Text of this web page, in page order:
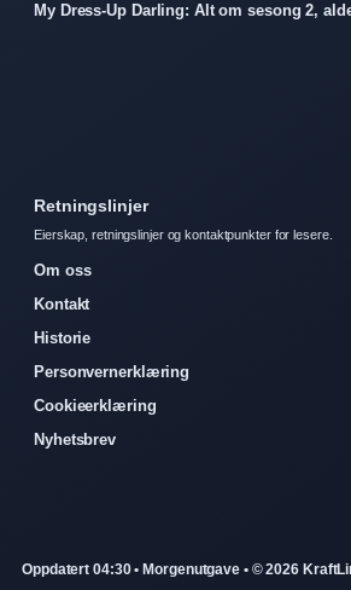
My Dress-Up Darling: Alt om sesong 2,
Retningslinjer
Eierskap, retningslinjer og kontaktpunkter for lesere.
Om oss
Kontakt
Historie
Personvernerklæring
Cookieerklæring
Nyhetsbrev
Oppdatert 04:30 • Morgenutgave • © 2026